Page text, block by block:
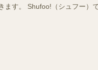
ます。 Shufoo!（シュフー